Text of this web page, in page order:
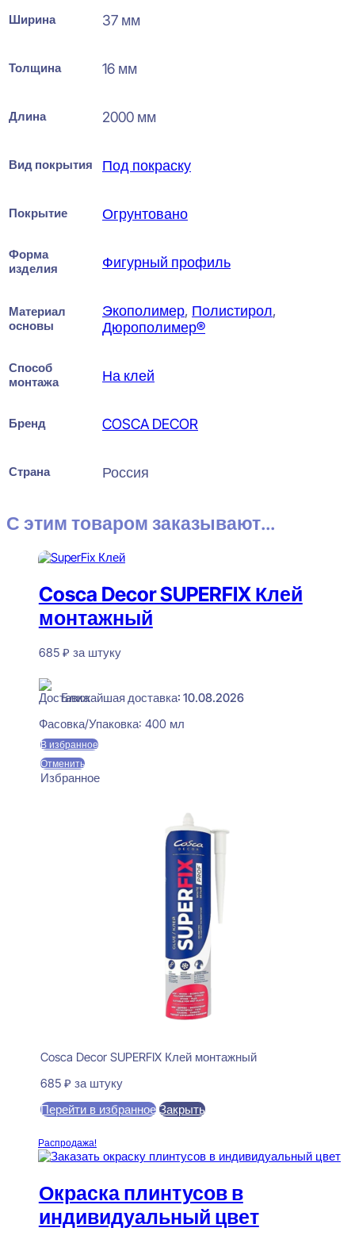
Ширина 37 мм
Толщина 16 мм
Длина 2000 мм
Вид покрытия Под покраску
Покрытие Огрунтовано
Форма
изделия
Фигурный профиль
Материал
основы
Экополимер, Полистирол,
Дюрополимер®
Способ
монтажа
На клей
Бренд COSCA DECOR
Страна Россия
С этим товаром заказывают...
Cosca Decor SUPERFIX Клей
монтажный
685 ₽ за штуку
Ближайшая доставка: 10.08.2026
Фасовка/Упаковка: 400 мл
В избранное
Отменить
Избранное
Cosca Decor SUPERFIX Клей монтажный
685 ₽ за штуку
Перейти в избранное Закрыть
Распродажа!
Окраска плинтусов в
индивидуальный цвет